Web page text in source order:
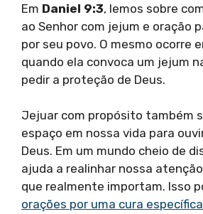
Em Daniel 9:3, lemos sobre
ao Senhor com jejum e oração
por seu povo. O mesmo ocorre
quando ela convoca um jejum
pedir a proteção de Deus.
Jejuar com propósito também
espaço em nossa vida para
Deus. Em um mundo cheio de
ajuda a realinhar nossa
que realmente importam. Isso
orações por uma cura específica